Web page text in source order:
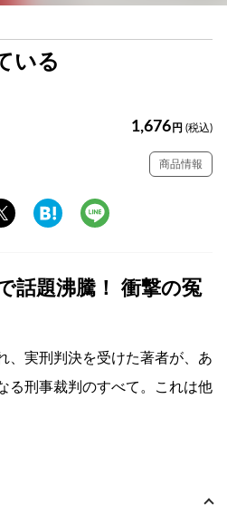
いる
1,676 円 (税込)
商品情報
話題沸騰！ 衝撃の冤
、実刑判決を受けた著者が、あ
る刑事裁判のすべて。これは他